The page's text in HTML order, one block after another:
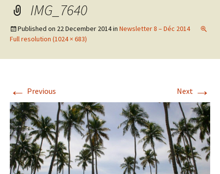
IMG_7640
Published on 22 December 2014in Newsletter 8 – Déc 2014
Full resolution (1024 × 683)
← Previous Next →